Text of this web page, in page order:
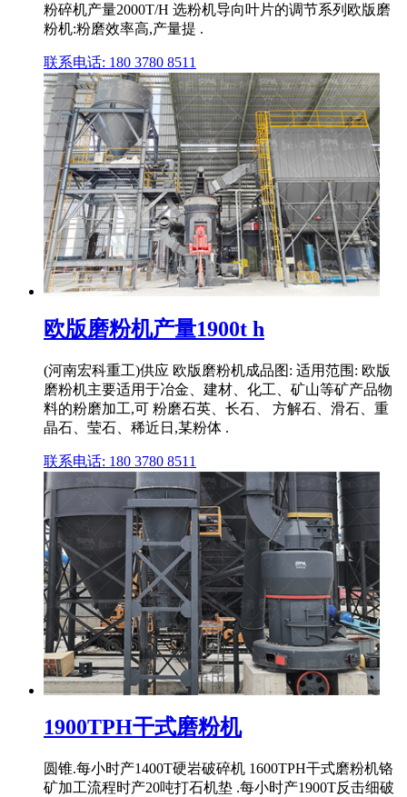
粉碎机产量2000T/H 选粉机导向叶片的调节系列欧版磨
粉机:粉磨效率高,产量提 .
联系电话: 180 3780 8511
欧版磨粉机产量1900t h
(河南宏科重工)供应 欧版磨粉机成品图: 适用范围: 欧版
磨粉机主要适用于冶金、建材、化工、矿山等矿产品物
料的粉磨加工,可 粉磨石英、长石、 方解石、滑石、重
晶石、莹石、稀近日,某粉体 .
联系电话: 180 3780 8511
1900TPH干式磨粉机
圆锥.每小时产1400T硬岩破碎机 1600TPH干式磨粉机铬
矿加工流程时产20吨打石机垫 .每小时产1900T反击细破